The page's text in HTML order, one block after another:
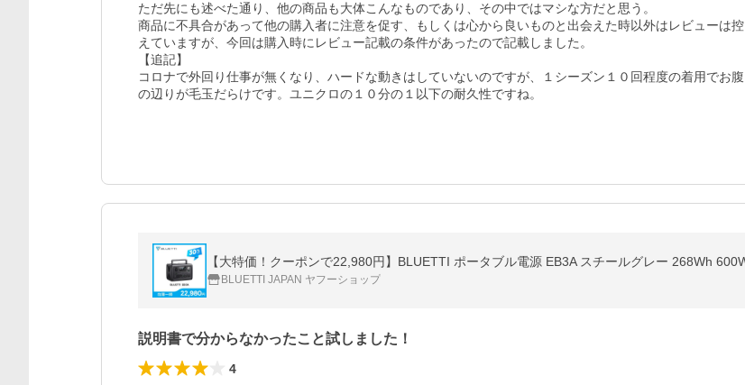
ただ先にも述べた通り、他の商品も大体こんなものであり、その中ではマシな方だと思う。
商品に不具合があって他の購入者に注意を促す、もしくは心から良いものと出会えた時以外はレビューは控
えていますが、今回は購入時にレビュー記載の条件があったので記載しました。
【追記】
コロナで外回り仕事が無くなり、ハードな動きはしていないのですが、１シーズン１０回程度の着用でお腹
の辺りが毛玉だらけです。ユニクロの１０分の１以下の耐久性ですね。
BLUETTI JAPAN ヤフーショップ
説明書で分からなかったこと試しました！
4